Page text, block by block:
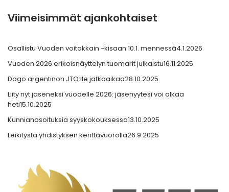
Viimeisimmät ajankohtaiset
Osallistu Vuoden voitokkain -kisaan 10.1. mennessä4.1.2026
Vuoden 2026 erikoisnäyttelyn tuomarit julkaistu16.11.2025
Dogo argentinon JTO:lle jatkoaikaa28.10.2025
Liity nyt jäseneksi vuodelle 2026: jäsenyytesi voi alkaa
heti15.10.2025
Kunnianosoituksia syyskokouksessa13.10.2025
Leikitystä yhdistyksen kenttävuorolla26.9.2025